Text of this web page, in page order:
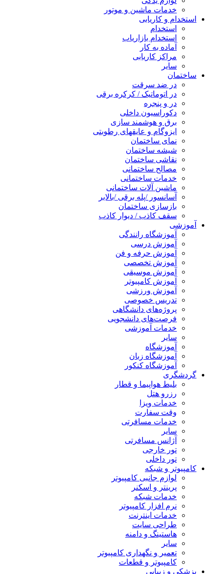
خدمات ماشین و موتور
استخدام و کاریابی
استخدام
استخدام بازاریاب
آماده به کار
مراکز کاریابی
سایر
ساختمان
در ضد سرقت
در اتوماتیک / کرکره برقی
در و پنجره
دکوراسیون داخلی
برق و هوشمند سازی
ایزوگام و عایقهای رطوبتی
نمای ساختمان
شیشه ساختمان
نقاشی ساختمان
مصالح ساختمانی
خدمات ساختمانی
ماشین آلات ساختمانی
آسانسور /پله برقی /بالابر
بازسازی ساختمان
سقف کاذب / دیوار کاذب
آموزشی
آموزشگاه رانندگی
آموزش درسی
آموزش حرفه و فن
آموزش تخصصی
آموزش موسیقی
آموزش کامپیوتر
آموزش ورزشی
تدریس خصوصی
پروژه‌های دانشگاهی
فرصت‌های دانشجویی
خدمات آموزشی
سایر
آموزشگاه
آموزشگاه زبان
آموزشگاه کنکور
گردشگری
بلیط هواپیما و قطار
رزرو هتل
خدمات ویزا
وقت سفارت
خدمات مسافرتی
سایر
آژانس مسافرتی
تور خارجی
تور داخلی
کامپیوتر و شبکه
لوازم جانبی کامپیوتر
پرینتر و اسکنر
خدمات شبکه
نرم افزار کامپیوتر
خدمات اینترنت
طراحی سایت
هاستینگ و دامنه
سایر
تعمیر و نگهداری کامپیوتر
کامپیوتر و قطعات
پزشکی و زیبایی